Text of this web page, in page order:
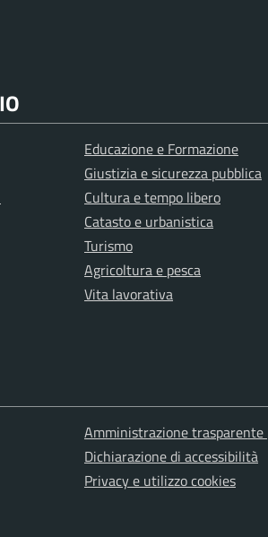
Educazione e Formazione
Giustizia e sicurezza pubblica
Cultura e tempo libero
Catasto e urbanistica
Turismo
Agricoltura e pesca
Vita lavorativa
Amministrazione trasparente
Dichiarazione di accessibilità
Privacy e utilizzo cookies